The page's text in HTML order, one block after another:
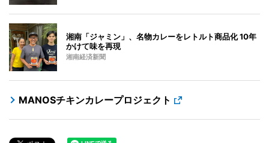
湘南「ジャミン」、名物カレーをレトルト商品化 10年
かけて味を再現
湘南経済新聞
MANOSチキンカレープロジェクト